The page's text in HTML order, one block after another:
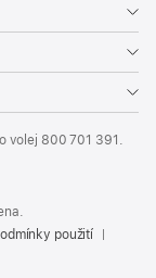
volej 800 701 391
použití